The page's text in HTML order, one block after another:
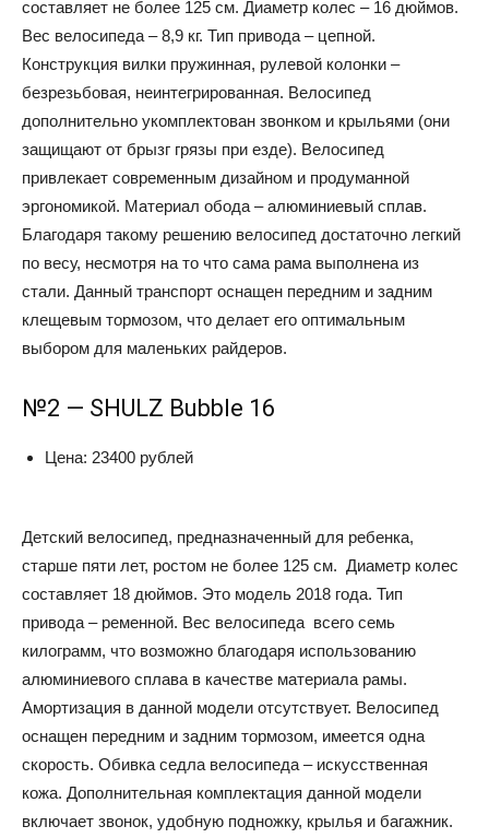
составляет не более 125 см. Диаметр колес – 16 дюймов.
Вес велосипеда – 8,9 кг. Тип привода – цепной.
Конструкция вилки пружинная, рулевой колонки –
безрезьбовая, неинтегрированная. Велосипед
дополнительно укомплектован звонком и крыльями (они
защищают от брызг грязы при езде). Велосипед
привлекает современным дизайном и продуманной
эргономикой. Материал обода – алюминиевый сплав.
Благодаря такому решению велосипед достаточно легкий
по весу, несмотря на то что сама рама выполнена из
стали. Данный транспорт оснащен передним и задним
клещевым тормозом, что делает его оптимальным
выбором для маленьких райдеров.
№2 — SHULZ Bubble 16
Цена: 23400 рублей
Детский велосипед, предназначенный для ребенка,
старше пяти лет, ростом не более 125 см. Диаметр колес
составляет 18 дюймов. Это модель 2018 года. Тип
привода – ременной. Вес велосипеда всего семь
килограмм, что возможно благодаря использованию
алюминиевого сплава в качестве материала рамы.
Амортизация в данной модели отсутствует. Велосипед
оснащен передним и задним тормозом, имеется одна
скорость. Обивка седла велосипеда – искусственная
кожа. Дополнительная комплектация данной модели
включает звонок, удобную подножку, крылья и багажник.